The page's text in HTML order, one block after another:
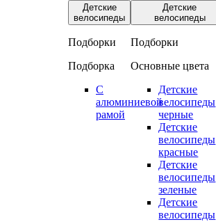
Детские
велосипеды
Подборки
Подборка
С
алюминиевой
рамой
Детские
велосипеды
Подборки
Основные цвета
Детские
велосипеды
черные
Детские
велосипеды
красные
Детские
велосипеды
зеленые
Детские
велосипеды